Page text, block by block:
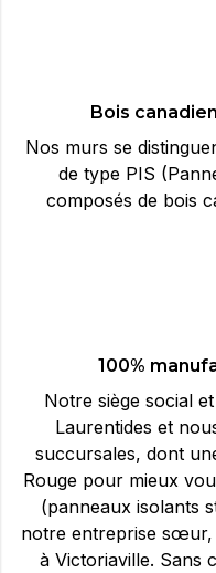
Bois
Nos murs se
de type PIS
composés de bois
100%
Notre siège social
Laurentides et
succursales, dont
Rouge pour mieux
(panneaux isolants
notre entreprise sœur,
à Victoriaville. Sans